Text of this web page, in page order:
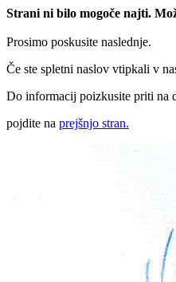
Strani ni bilo mogoče najti.
Prosimo poskusite naslednje.
Če ste spletni naslov vtipkali v
Do informacij poizkusite priti na
pojdite na prejšnjo stran.